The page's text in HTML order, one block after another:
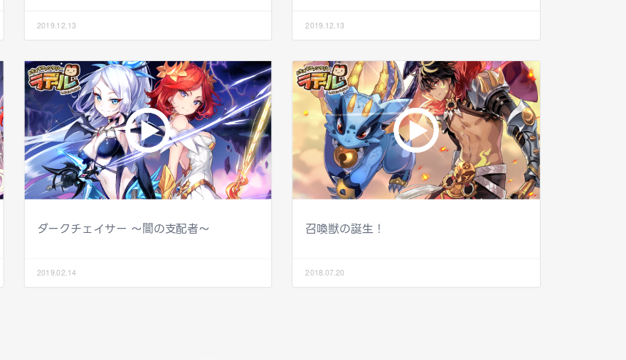
2019.12.13 2019.12.13
ダークチェイサー ～闇の支配者～
2019.02.14
召喚獣の誕生！
2018.07.20